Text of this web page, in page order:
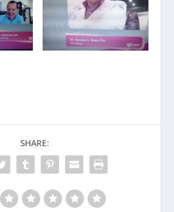
SHARE: